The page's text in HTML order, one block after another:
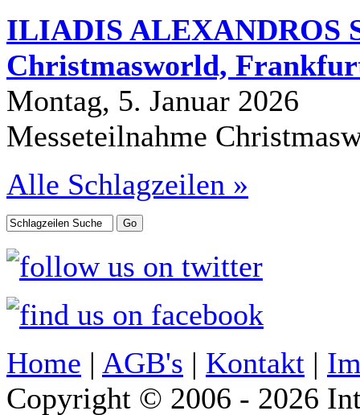
ILIADIS ALEXANDROS
Christmasworld,
Montag, 5. Januar 2026
Messeteilnahme
Alle Schlagzeilen »
Home | AGB's | Kontakt |
Copyright © 2006 - 2026